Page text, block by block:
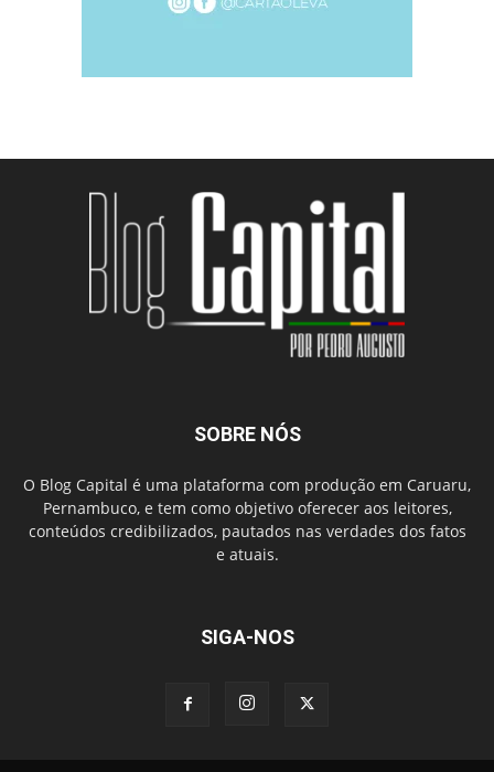
SOBRE NÓS
O Blog Capital é uma plataforma com produção em Caruaru,
Pernambuco, e tem como objetivo oferecer aos leitores,
conteúdos credibilizados, pautados nas verdades dos fatos
e atuais.
SIGA-NOS